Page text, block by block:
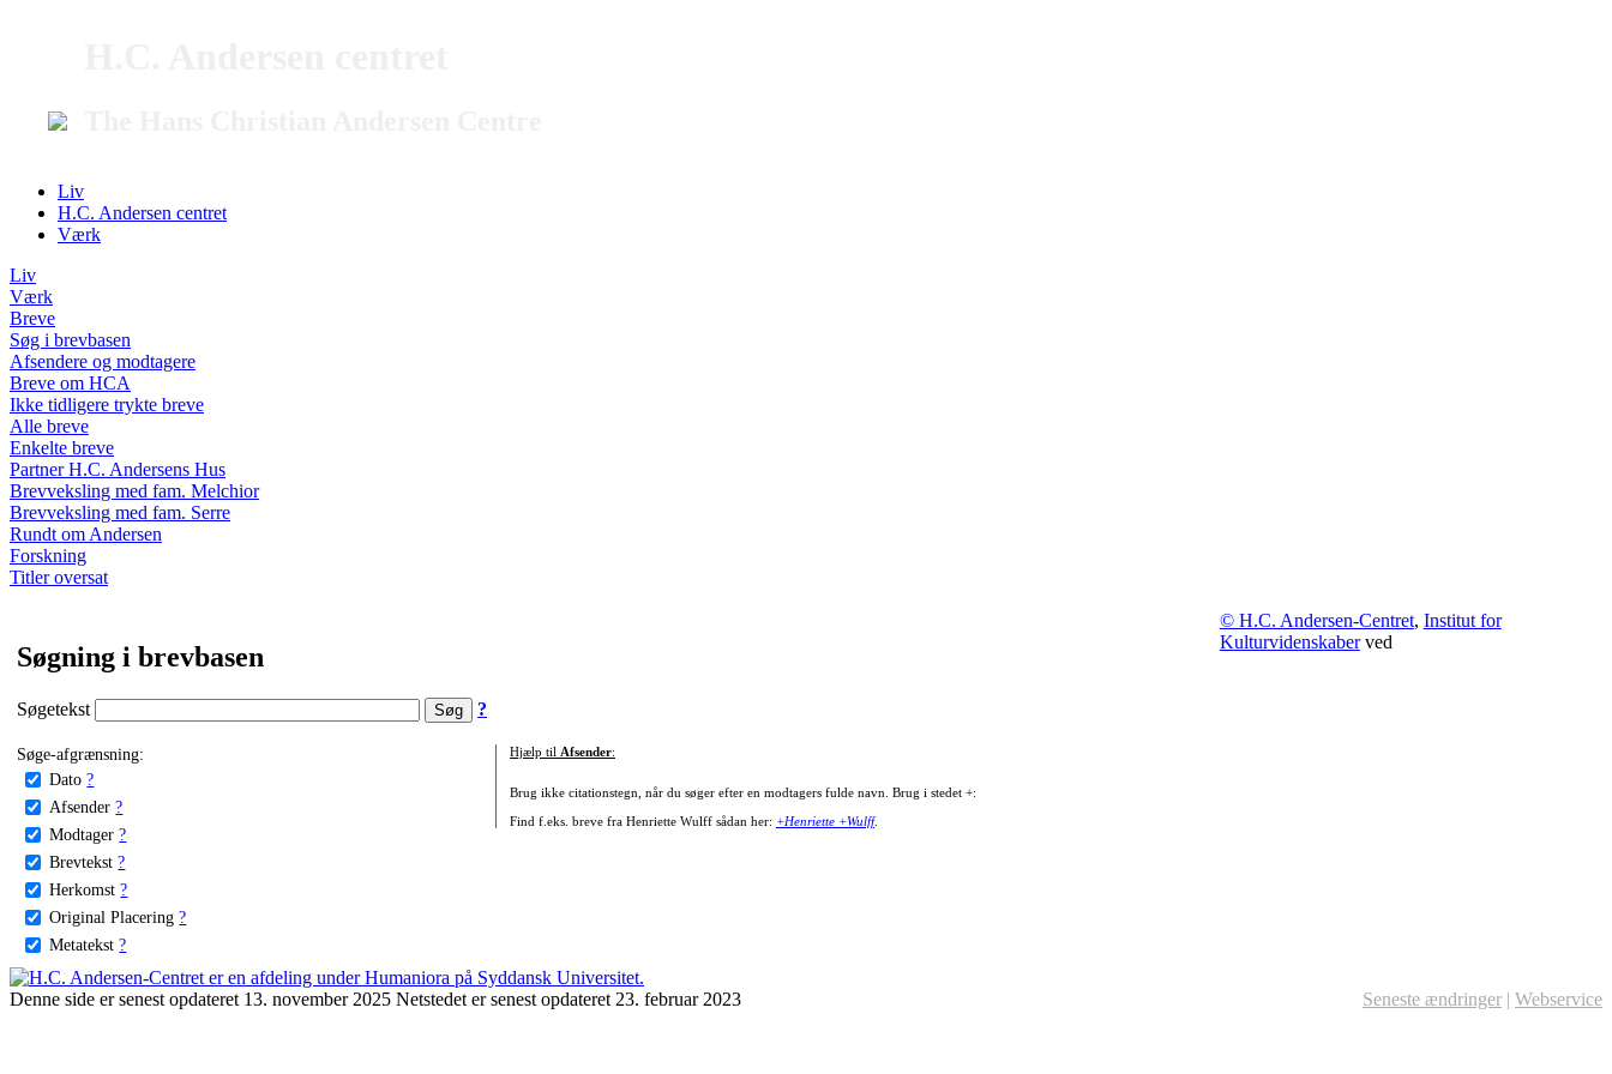
Liv
H.C. Andersen centret
Værk
Liv
Værk
Breve
Søg i brevbasen
Afsendere og modtagere
Breve om HCA
Ikke tidligere trykte breve
Alle breve
Enkelte breve
Partner H.C. Andersens Hus
Brevveksling med fam. Melchior
Brevveksling med fam. Serre
Rundt om Andersen
Forskning
Titler oversat
Søgning i brevbasen
Søgetekst ?
Søge-afgrænsning:
Dato ?
Afsender ?
Modtager ?
Brevtekst ?
Herkomst ?
Original Placering ?
Metatekst ?
Hjælp til Afsender:
Brug ikke citationstegn, når du søger efter en modtagers fulde navn. Brug i stedet +:
Find f.eks. breve fra Henriette Wulff sådan her: +Henriette +Wulff.
© H.C. Andersen-Centret, Institut for
Kulturvidenskaberved
Denne side er senest opdateret 13. november 2025 Netstedet er senest opdateret 23. februar 2023 Seneste ændringer | Webservice